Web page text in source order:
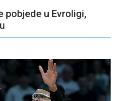
pobjede u Evroligi,